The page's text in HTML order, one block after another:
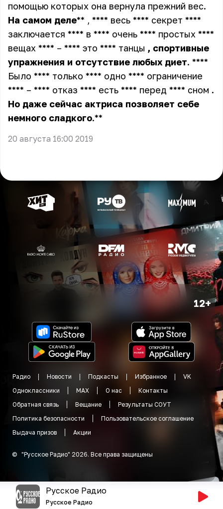
помощью которых она вернула прежний вес.
На самом деле** , **** весь **** секрет ****
заключается **** в **** очень **** простых ****
вещах **** – **** это **** танцы , спортивные
упражнения и отсутствие любых диет. ****
Было **** только **** одно **** ограничение
**** – **** отказ **** есть **** перед **** сном .
Но даже сейчас актриса позволяет себе
немного сладкого.**
20 августа 16:00 2019
12+
Радио Новости Подкасты Избранное
VK
Одноклассники
MAX О нас
Контакты
Обратная связь
Вещание
Результаты СОУТ
Политика безопасности
Пользовательское соглашение
Выдача призов
Акции
© "Русское Радио" 2026. Все права защищены
Русское Радио
Русское Радио